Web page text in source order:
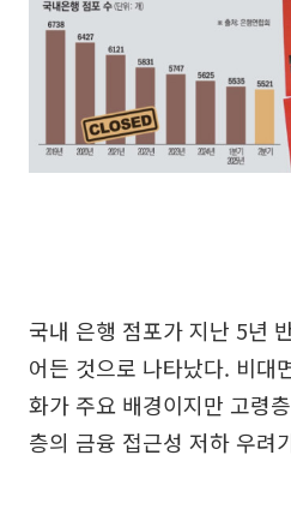
국내 은행 점포가 지난 5년
어든 것으로 나타났다. 비대
화가 주요 배경이지만 고령
층의 금융 접근성 저하 우려